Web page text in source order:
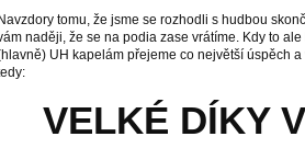
tomu, že jsme se rozhodli s hudbou
naději, že se na podia zase vrátíme. Kdy to
UH kapelám přejeme co největší úspěch
VELKÉ DÍKY